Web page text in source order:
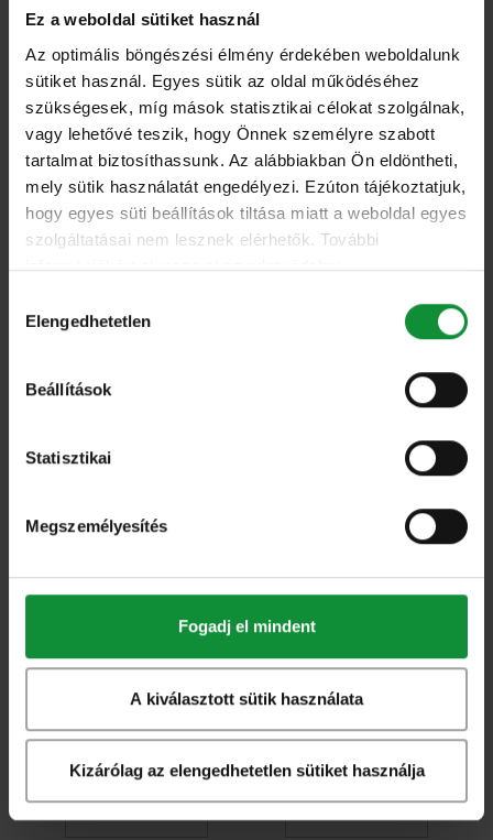
Ez a weboldal sütiket használ
Az optimális böngészési élmény érdekében weboldalunk
sütiket használ. Egyes sütik az oldal működéséhez
szükségesek, míg mások statisztikai célokat szolgálnak,
vagy lehetővé teszik, hogy Önnek személyre szabott
tartalmat biztosíthassunk. Az alábbiakban Ön eldöntheti,
mely sütik használatát engedélyezi. Ezúton tájékoztatjuk,
hogy egyes süti beállítások tiltása miatt a weboldal egyes
szolgáltatásai nem lesznek elérhetők. További
információkért olvassa el az adatvédelmi
kiválasztása
Elengedhetetlen
Beállítások
Statisztikai
Megszemélyesítés
Fogadj el mindent
A kiválasztott sütik használata
Kizárólag az elengedhetetlen sütiket használja